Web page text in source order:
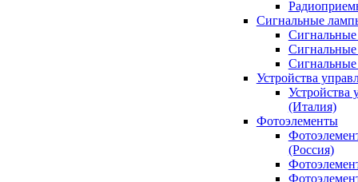
Сигнальные
Устройства
Устройства
(Италия)
Фотоэлементы
(Россия)